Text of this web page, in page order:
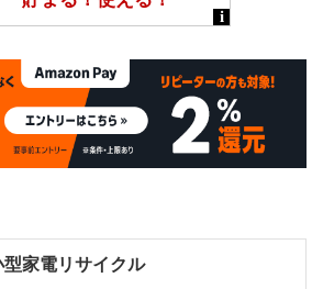
家電リサイクル